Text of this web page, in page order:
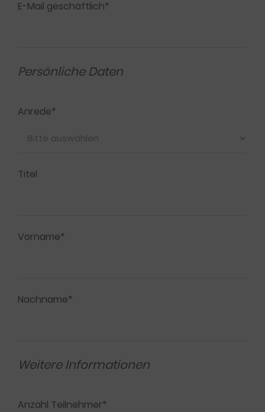
E-Mail geschäftlich*
Persönliche Daten
Anrede*
Titel
Vorname*
Nachname*
Weitere Informationen
Anzahl Teilnehmer*